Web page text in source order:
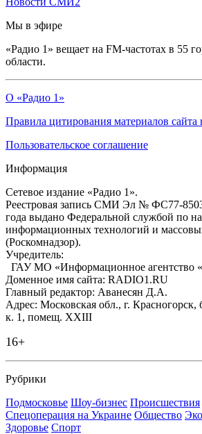
Мы в эфире
«Радио 1» вещает на FM-частотах в 55
области.
О «Радио 1»
Правила цитирования материалов сайта
Пользовательское соглашение
Информация
Сетевое издание «Радио 1».
Реестровая запись СМИ Эл № ФС77-
года выдано Федеральной службой по
информационных технологий и
(Роскомнадзор).
Учредитель:
ГАУ МО «Информационное агентство
Доменное имя сайта: RADIO1.RU
Главный редактор: Аванесян Д.А.
Адрес: Московская обл., г. Красногорск,
к. 1, помещ. XXIII
16+
Рубрики
Подмосковье Шоу-бизнес Происшествия
Спецоперация на Украине Общество
Здоровье Спорт